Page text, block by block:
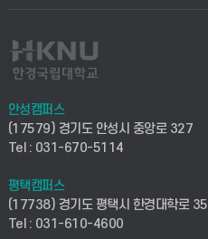
사회안전시스템공학부
컴퓨터응용수학부
ICT로봇기계공학부
전자전기공학부
사이버캠퍼스(전문학사 및 전공심화)
시설바로처리서비스
연구실안전관리시스템
산학연구관리시스템
산학협력단
취업지원센터
창업지원센터
현장실습지원센터
안성캠퍼스
(17579) 경기도 안성시 중앙로 327
Tel : 031-670-5114
평택캠퍼스
(17738) 경기도 평택시 한경대학로 35
Tel : 031-610-4600